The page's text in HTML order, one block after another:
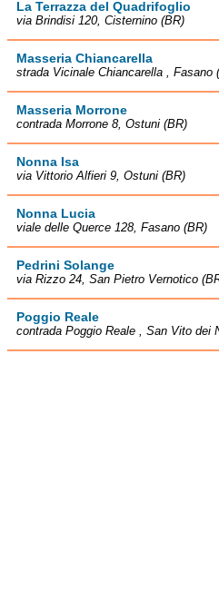
La Terrazza del Quadrifoglio
via Brindisi 120, Cisternino (BR)
Masseria Chiancarella
strada Vicinale Chiancarella , Fasano
Masseria Morrone
contrada Morrone 8, Ostuni (BR)
Nonna Isa
via Vittorio Alfieri 9, Ostuni (BR)
Nonna Lucia
viale delle Querce 128, Fasano (BR)
Pedrini Solange
via Rizzo 24, San Pietro Vernotico
Poggio Reale
contrada Poggio Reale , San Vito dei